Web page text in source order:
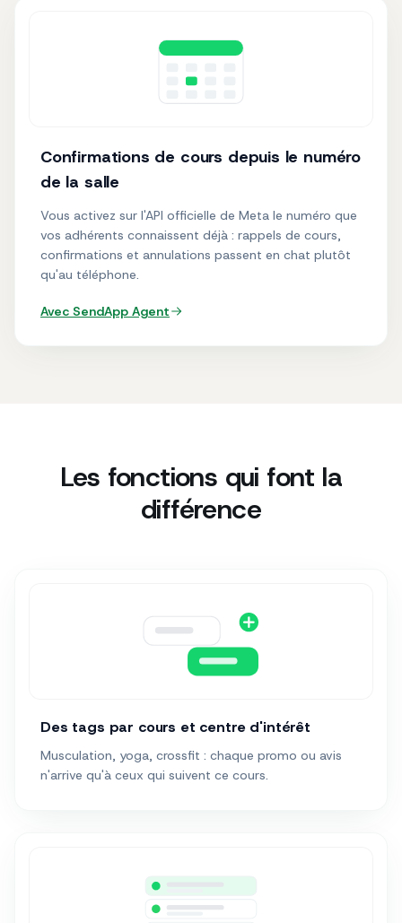
Confirmations de cours depuis le numéro
de la salle
Vous activez sur l'API officielle de Meta le numéro que
vos adhérents connaissent déjà : rappels de cours,
confirmations et annulations passent en chat plutôt
qu'au téléphone.
Avec SendApp Agent
Les fonctions qui font la
différence
Des tags par cours et centre d'intérêt
Musculation, yoga, crossfit : chaque promo ou avis
n'arrive qu'à ceux qui suivent ce cours.